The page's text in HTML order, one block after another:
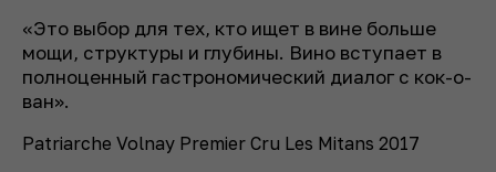
«Это выбор для тех, кто ищет в вине больше
мощи, структуры и глубины. Вино вступает в
полноценный гастрономический диалог с кок-о-
ван».
Patriarche Volnay Premier Cru Les Mitans 2017